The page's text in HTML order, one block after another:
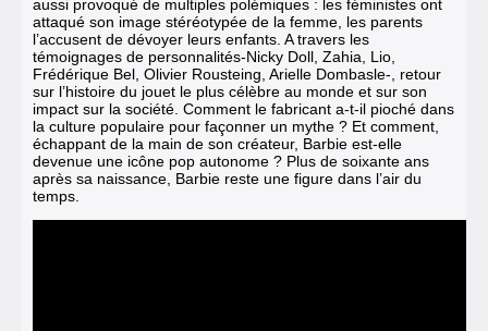
aussi provoqué de multiples polémiques : les féministes ont
attaqué son image stéréotypée de la femme, les parents
l’accusent de dévoyer leurs enfants. A travers les
témoignages de personnalités-Nicky Doll, Zahia, Lio,
Frédérique Bel, Olivier Rousteing, Arielle Dombasle-, retour
sur l’histoire du jouet le plus célèbre au monde et sur son
impact sur la société. Comment le fabricant a-t-il pioché dans
la culture populaire pour façonner un mythe ? Et comment,
échappant de la main de son créateur, Barbie est-elle
devenue une icône pop autonome ? Plus de soixante ans
après sa naissance, Barbie reste une figure dans l’air du
temps.